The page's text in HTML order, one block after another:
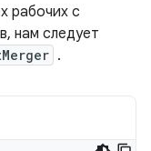
рабочих с
нам следует
.